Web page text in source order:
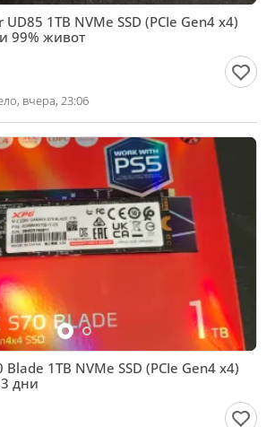
UD85 1TB NVMe SSD (PCIe Gen4 x4)
99% живот
вчера, 23:06
Blade 1TB NVMe SSD (PCIe Gen4 x4)
дни